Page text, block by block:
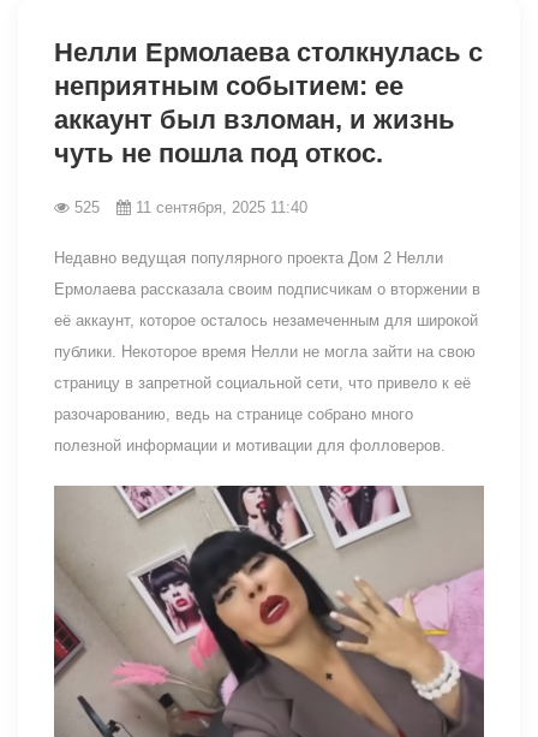
Нелли Ермолаева столкнулась с
неприятным событием: ее
аккаунт был взломан, и жизнь
чуть не пошла под откос.
525 11 сентября, 2025 11:40
Недавно ведущая популярного проекта Дом 2 Нелли
Ермолаева рассказала своим подписчикам о вторжении в
её аккаунт, которое осталось незамеченным для широкой
публики. Некоторое время Нелли не могла зайти на свою
страницу в запретной социальной сети, что привело к её
разочарованию, ведь на странице собрано много
полезной информации и мотивации для фолловеров.